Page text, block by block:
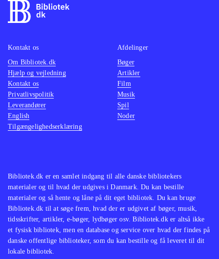
Bibliotek.dk er en samlet indgang til alle danske bibliotekers
materialer og til hvad der udgives i Danmark. Du kan bestille
materialer og så hente og låne på dit eget bibliotek. Du kan bruge
Bibliotek.dk til at søge frem, hvad der er udgivet af bøger, musik,
tidsskrifter, artikler, e-bøger, lydbøger osv. Bibliotek.dk er altså ikke
et fysisk bibliotek, men en database og service over hvad der findes på
danske offentlige biblioteker, som du kan bestille og få leveret til dit
lokale bibliotek.
Kontakt os
Om Bibliotek.dk
Hjælp og vejledning
Kontakt os
Privatlivspolitik
Leverandører
English
Tilgængelighedserklæring
Afdelinger
Bøger
Artikler
Film
Musik
Spil
Noder